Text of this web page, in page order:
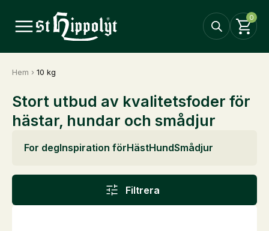
0
Hem › 10 kg
Stort utbud av kvalitetsfoder för
hästar, hundar och smådjur
For degInspiration förHästHundSmådjur
Filtrera